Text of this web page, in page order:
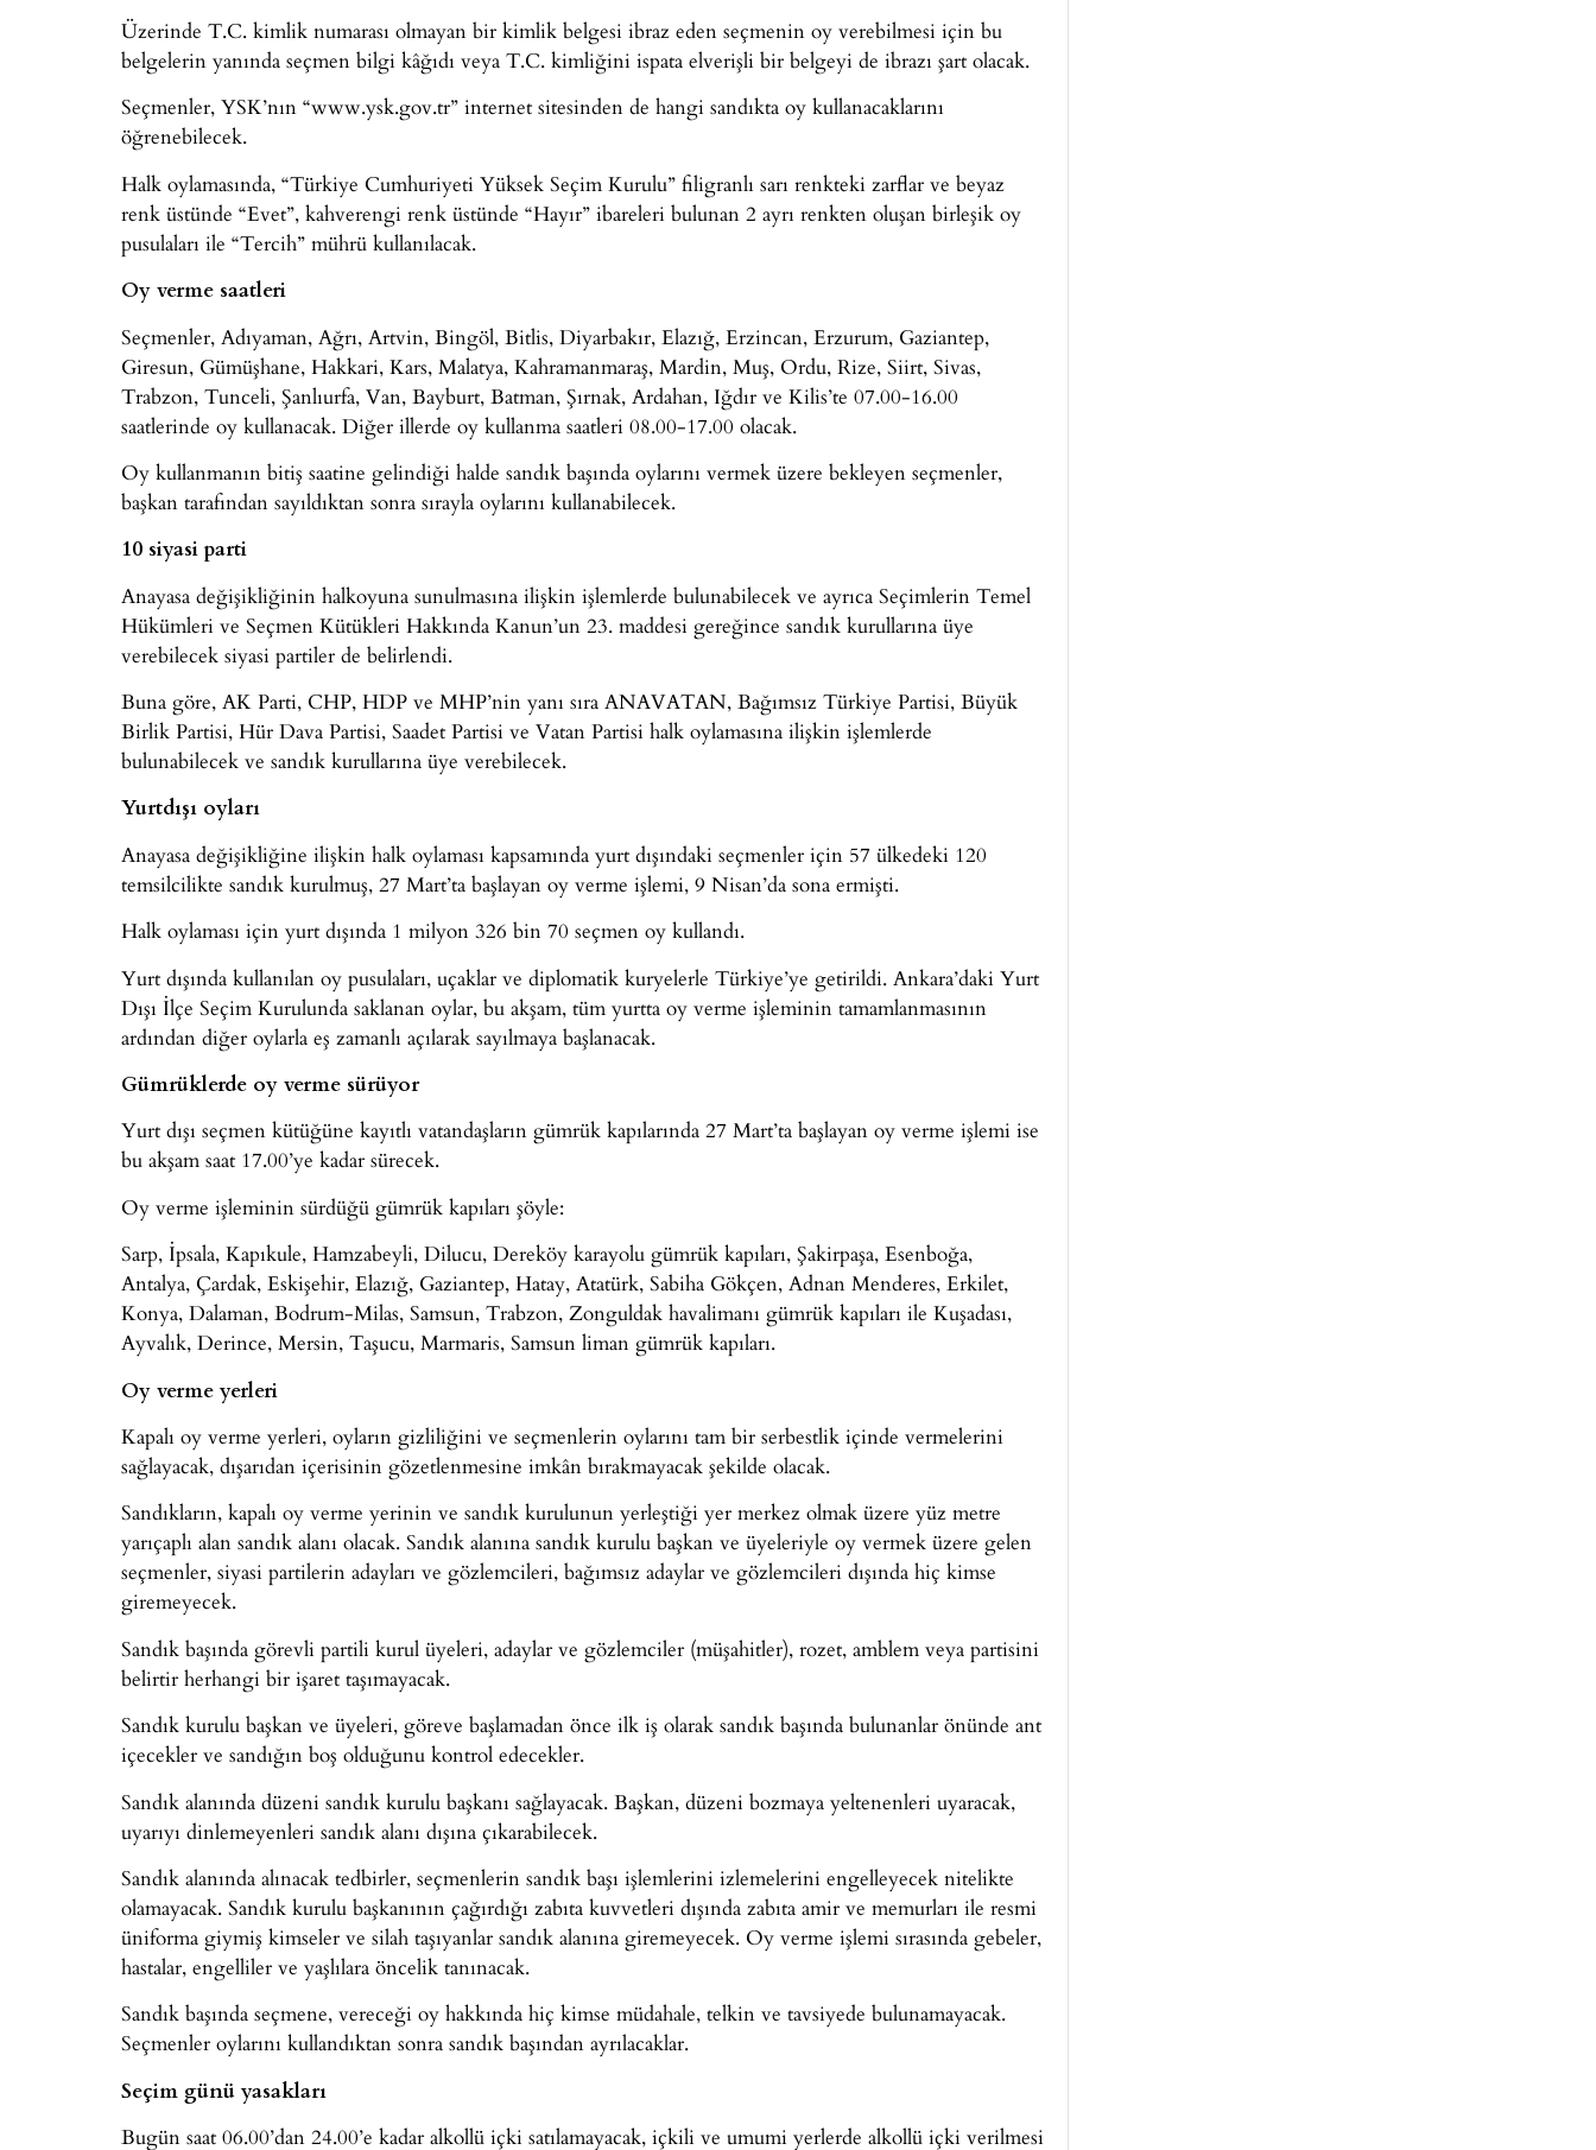
Üzerinde T.C. kimlik numarası olmayan bir kimlik belgesi ibraz eden seçmenin oy verebilmesi için bu
belgelerin yanında seçmen bilgi kâğıdı veya T.C. kimliğini ispata elverişli bir belgeyi de ibrazı şart olacak.
Seçmenler, YSK’nın “www.ysk.gov.tr” internet sitesinden de hangi sandıkta oy kullanacaklarını
öğrenebilecek.
Halk oylamasında, “Türkiye Cumhuriyeti Yüksek Seçim Kurulu” filigranlı sarı renkteki zarflar ve beyaz
renk üstünde “Evet”, kahverengi renk üstünde “Hayır” ibareleri bulunan 2 ayrı renkten oluşan birleşik oy
pusulaları ile “Tercih” mührü kullanılacak.
Oy verme saatleri
Seçmenler, Adıyaman, Ağrı, Artvin, Bingöl, Bitlis, Diyarbakır, Elazığ, Erzincan, Erzurum, Gaziantep,
Giresun, Gümüşhane, Hakkari, Kars, Malatya, Kahramanmaraş, Mardin, Muş, Ordu, Rize, Siirt, Sivas,
Trabzon, Tunceli, Şanlıurfa, Van, Bayburt, Batman, Şırnak, Ardahan, Iğdır ve Kilis’te 07.00-16.00
saatlerinde oy kullanacak. Diğer illerde oy kullanma saatleri 08.00-17.00 olacak.
Oy kullanmanın bitiş saatine gelindiği halde sandık başında oylarını vermek üzere bekleyen seçmenler,
başkan tarafından sayıldıktan sonra sırayla oylarını kullanabilecek.
10 siyasi parti
Anayasa değişikliğinin halkoyuna sunulmasına ilişkin işlemlerde bulunabilecek ve ayrıca Seçimlerin Temel
Hükümleri ve Seçmen Kütükleri Hakkında Kanun’un 23. maddesi gereğince sandık kurullarına üye
verebilecek siyasi partiler de belirlendi.
Buna göre, AK Parti, CHP, HDP ve MHP’nin yanı sıra ANAVATAN, Bağımsız Türkiye Partisi, Büyük
Birlik Partisi, Hür Dava Partisi, Saadet Partisi ve Vatan Partisi halk oylamasına ilişkin işlemlerde
bulunabilecek ve sandık kurullarına üye verebilecek.
Yurtdışı oyları
Anayasa değişikliğine ilişkin halk oylaması kapsamında yurt dışındaki seçmenler için 57 ülkedeki 120
temsilcilikte sandık kurulmuş, 27 Mart’ta başlayan oy verme işlemi, 9 Nisan’da sona ermişti.
Halk oylaması için yurt dışında 1 milyon 326 bin 70 seçmen oy kullandı.
Yurt dışında kullanılan oy pusulaları, uçaklar ve diplomatik kuryelerle Türkiye’ye getirildi. Ankara’daki Yurt
Dışı İlçe Seçim Kurulunda saklanan oylar, bu akşam, tüm yurtta oy verme işleminin tamamlanmasının
ardından diğer oylarla eş zamanlı açılarak sayılmaya başlanacak.
Gümrüklerde oy verme sürüyor
Yurt dışı seçmen kütüğüne kayıtlı vatandaşların gümrük kapılarında 27 Mart’ta başlayan oy verme işlemi ise
bu akşam saat 17.00’ye kadar sürecek.
Oy verme işleminin sürdüğü gümrük kapıları şöyle:
Sarp, İpsala, Kapıkule, Hamzabeyli, Dilucu, Dereköy karayolu gümrük kapıları, Şakirpaşa, Esenboğa,
Antalya, Çardak, Eskişehir, Elazığ, Gaziantep, Hatay, Atatürk, Sabiha Gökçen, Adnan Menderes, Erkilet,
Konya, Dalaman, Bodrum-Milas, Samsun, Trabzon, Zonguldak havalimanı gümrük kapıları ile Kuşadası,
Ayvalık, Derince, Mersin, Taşucu, Marmaris, Samsun liman gümrük kapıları.
Oy verme yerleri
Kapalı oy verme yerleri, oyların gizliliğini ve seçmenlerin oylarını tam bir serbestlik içinde vermelerini
sağlayacak, dışarıdan içerisinin gözetlenmesine imkân bırakmayacak şekilde olacak.
Sandıkların, kapalı oy verme yerinin ve sandık kurulunun yerleştiği yer merkez olmak üzere yüz metre
yarıçaplı alan sandık alanı olacak. Sandık alanına sandık kurulu başkan ve üyeleriyle oy vermek üzere gelen
seçmenler, siyasi partilerin adayları ve gözlemcileri, bağımsız adaylar ve gözlemcileri dışında hiç kimse
giremeyecek.
Sandık başında görevli partili kurul üyeleri, adaylar ve gözlemciler (müşahitler), rozet, amblem veya partisini
belirtir herhangi bir işaret taşımayacak.
Sandık kurulu başkan ve üyeleri, göreve başlamadan önce ilk iş olarak sandık başında bulunanlar önünde ant
içecekler ve sandığın boş olduğunu kontrol edecekler.
Sandık alanında düzeni sandık kurulu başkanı sağlayacak. Başkan, düzeni bozmaya yeltenenleri uyaracak,
uyarıyı dinlemeyenleri sandık alanı dışına çıkarabilecek.
Sandık alanında alınacak tedbirler, seçmenlerin sandık başı işlemlerini izlemelerini engelleyecek nitelikte
olamayacak. Sandık kurulu başkanının çağırdığı zabıta kuvvetleri dışında zabıta amir ve memurları ile resmi
üniforma giymiş kimseler ve silah taşıyanlar sandık alanına giremeyecek. Oy verme işlemi sırasında gebeler,
hastalar, engelliler ve yaşlılara öncelik tanınacak.
Sandık başında seçmene, vereceği oy hakkında hiç kimse müdahale, telkin ve tavsiyede bulunamayacak.
Seçmenler oylarını kullandıktan sonra sandık başından ayrılacaklar.
Seçim günü yasakları
Bugün saat 06.00’dan 24.00’e kadar alkollü içki satılamayacak, içkili ve umumi yerlerde alkollü içki verilmesi